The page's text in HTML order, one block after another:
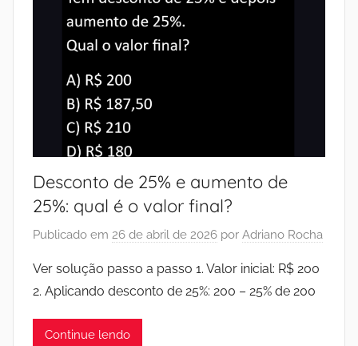
Desconto de 25% e aumento de
25%: qual é o valor final?
Publicado em 26 de abril de 2026 por Adriano Rocha
Ver solução passo a passo 1. Valor inicial: R$ 200
2. Aplicando desconto de 25%: 200 – 25% de 200
Continue lendo